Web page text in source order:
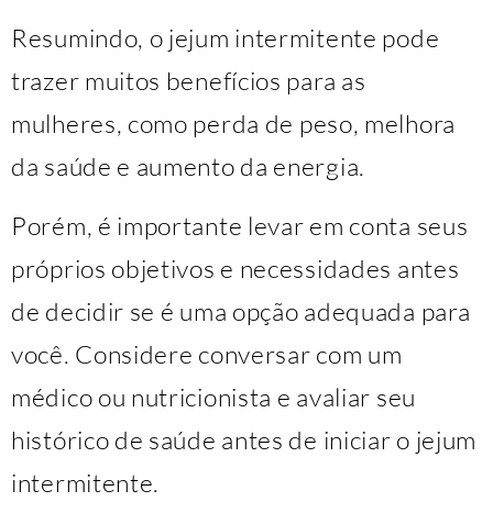
Resumindo, o jejum intermitente pode
trazer muitos benefícios para as
mulheres, como perda de peso, melhora
da saúde e aumento da energia.
Porém, é importante levar em conta seus
próprios objetivos e necessidades antes
de decidir se é uma opção adequada para
você. Considere conversar com um
médico ou nutricionista e avaliar seu
histórico de saúde antes de iniciar o jejum
intermitente.